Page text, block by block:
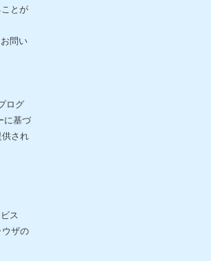
とが
問い
ログ
に基づ
供され
ス
ウザの